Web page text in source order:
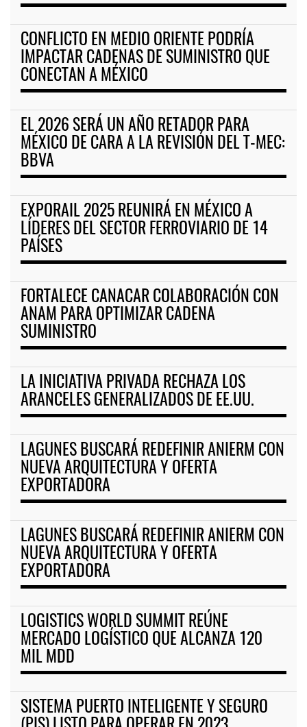
CONFLICTO EN MEDIO ORIENTE PODRÍA
IMPACTAR CADENAS DE SUMINISTRO QUE
CONECTAN A MÉXICO
EL 2026 SERÁ UN AÑO RETADOR PARA
MÉXICO DE CARA A LA REVISIÓN DEL T-MEC:
BBVA
EXPORAIL 2025 REUNIRÁ EN MÉXICO A
LÍDERES DEL SECTOR FERROVIARIO DE 14
PAÍSES
FORTALECE CANACAR COLABORACIÓN CON
ANAM PARA OPTIMIZAR CADENA
SUMINISTRO
LA INICIATIVA PRIVADA RECHAZA LOS
ARANCELES GENERALIZADOS DE EE.UU.
LAGUNES BUSCARÁ REDEFINIR ANIERM CON
NUEVA ARQUITECTURA Y OFERTA
EXPORTADORA
LAGUNES BUSCARÁ REDEFINIR ANIERM CON
NUEVA ARQUITECTURA Y OFERTA
EXPORTADORA
LOGISTICS WORLD SUMMIT REÚNE
MERCADO LOGÍSTICO QUE ALCANZA 120
MIL MDD
SISTEMA PUERTO INTELIGENTE Y SEGURO